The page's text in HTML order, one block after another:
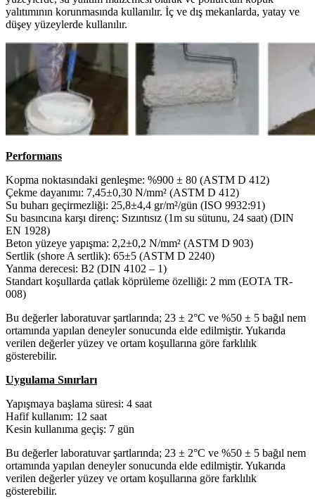
yalıtımının korunmasında kullanılır. İç ve dış mekanlarda, yatay ve
düşey yüzeylerde kullanılır.
Performans
Kopma noktasındaki genleşme: %900 ± 80 (ASTM D 412)
Çekme dayanımı: 7,45±0,30 N/mm² (ASTM D 412)
Su buharı geçirmezliği: 25,8±4,4 gr/m²/gün (ISO 9932:91)
Su basıncına karşı direnç: Sızıntısız (1m su sütunu, 24 saat) (DIN
EN 1928)
Beton yüzeye yapışma: 2,2±0,2 N/mm² (ASTM D 903)
Sertlik (shore A sertlik): 65±5 (ASTM D 2240)
Yanma derecesi: B2 (DIN 4102 – 1)
Standart koşullarda çatlak köprüleme özelliği: 2 mm (EOTA TR-
008)
Bu değerler laboratuvar şartlarında; 23 ± 2°C ve %50 ± 5 bağıl nem
ortamında yapılan deneyler sonucunda elde edilmiştir. Yukarıda
verilen değerler yüzey ve ortam koşullarına göre farklılık
gösterebilir.
Uygulama Sınırları
Yapışmaya başlama süresi: 4 saat
Hafif kullanım: 12 saat
Kesin kullanıma geçiş: 7 gün
Bu değerler laboratuvar şartlarında; 23 ± 2°C ve %50 ± 5 bağıl nem
ortamında yapılan deneyler sonucunda elde edilmiştir. Yukarıda
verilen değerler yüzey ve ortam koşullarına göre farklılık
gösterebilir.